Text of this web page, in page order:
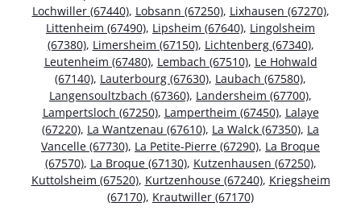
Lochwiller (67440), Lobsann (67250), Lixhausen (67270),
Littenheim (67490), Lipsheim (67640), Lingolsheim
(67380), Limersheim (67150), Lichtenberg (67340),
Leutenheim (67480), Lembach (67510), Le Hohwald
(67140), Lauterbourg (67630), Laubach (67580),
Langensoultzbach (67360), Landersheim (67700),
Lampertsloch (67250), Lampertheim (67450), Lalaye
(67220), La Wantzenau (67610), La Walck (67350), La
Vancelle (67730), La Petite-Pierre (67290), La Broque
(67570), La Broque (67130), Kutzenhausen (67250),
Kuttolsheim (67520), Kurtzenhouse (67240), Kriegsheim
(67170), Krautwiller (67170)